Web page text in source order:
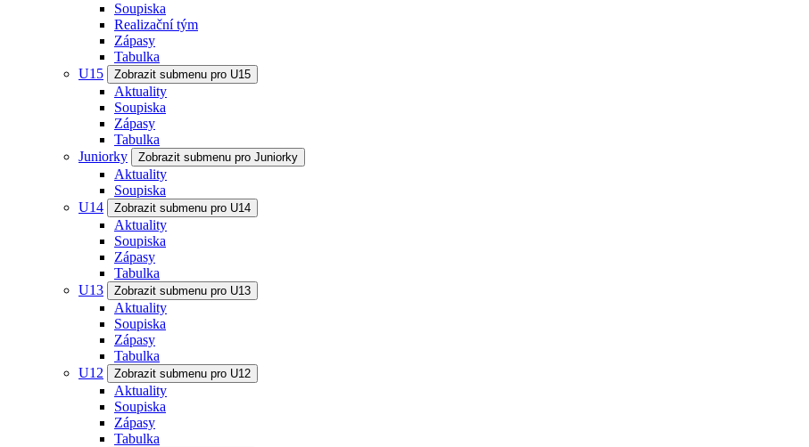
Soupiska
Realizační tým
Zápasy
Tabulka
U15
Zobrazit submenu pro U15
Aktuality
Soupiska
Zápasy
Tabulka
Juniorky
Zobrazit submenu pro Juniorky
Aktuality
Soupiska
U14
Zobrazit submenu pro U14
Aktuality
Soupiska
Zápasy
Tabulka
U13
Zobrazit submenu pro U13
Aktuality
Soupiska
Zápasy
Tabulka
U12
Zobrazit submenu pro U12
Aktuality
Soupiska
Zápasy
Tabulka